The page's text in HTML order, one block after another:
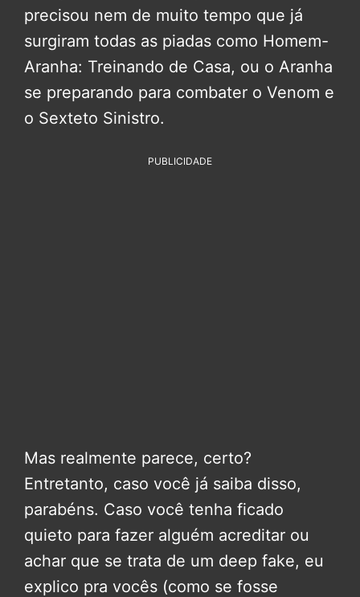
precisou nem de muito tempo que já
surgiram todas as piadas como Homem-
Aranha: Treinando de Casa, ou o Aranha
se preparando para combater o Venom e
o Sexteto Sinistro.
PUBLICIDADE
Mas realmente parece, certo?
Entretanto, caso você já saiba disso,
parabéns. Caso você tenha ficado
quieto para fazer alguém acreditar ou
achar que se trata de um deep fake, eu
explico pra vocês (como se fosse